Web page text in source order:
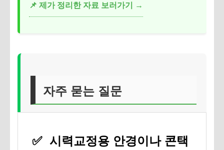
📌 제가 정리한 자료 보러가기 →
자주 묻는 질문
✅ 시력교정용 안경이나 콘택